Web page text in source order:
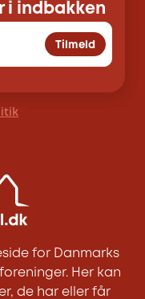
i indbakken
Tilmeld
for Danmarks
Her kan
de har eller får